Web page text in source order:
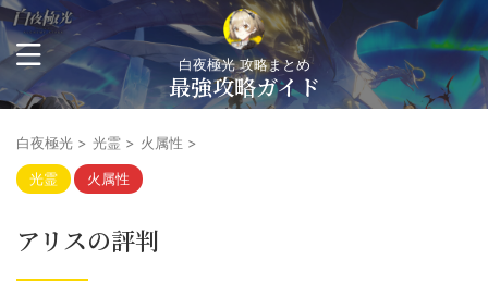
白夜極光 攻略まとめ
最強攻略ガイド
白夜極光 > 光霊 > 火属性 >
光霊 火属性
アリスの評判